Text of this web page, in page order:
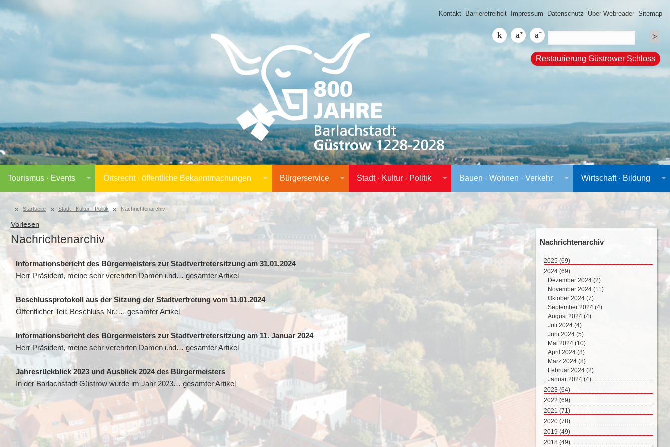
Kontakt Barrierefreiheit Impressum Datenschutz Über Webreader Sitemap
Restaurierung Güstrower Schloss
Tourismus · Events Ortsrecht · öffentliche Bekanntmachungen Bürgerservice Stadt · Kultur · Politik Bauen · Wohnen · Verkehr Wirtschaft · Bildung
Startseite Stadt · Kultur · Politik Nachrichtenarchiv
Vorlesen
Nachrichtenarchiv
Informationsbericht des Bürgermeisters zur Stadtvertretersitzung am 31.01.2024
Herr Präsident, meine sehr verehrten Damen und… gesamter Artikel
Beschlussprotokoll aus der Sitzung der Stadtvertretung vom 11.01.2024
Öffentlicher Teil: Beschluss Nr.:… gesamter Artikel
Informationsbericht des Bürgermeisters zur Stadtvertretersitzung am 11. Januar 2024
Herr Präsident, meine sehr verehrten Damen und…gesamter Artikel
Jahresrückblick 2023 und Ausblick 2024 des Bürgermeisters
In der Barlachstadt Güstrow wurde im Jahr 2023… gesamter Artikel
Nachrichtenarchiv
2025(69)
August 2025 (2)
Juli 2025 (9)
Juni 2025 (8)
Mai 2025 (17)
April 2025 (15)
März 2025 (12)
Februar 2025 (6)
2024(69)
Dezember 2024 (2)
November 2024 (11)
Oktober 2024 (7)
September 2024 (4)
August 2024 (4)
Juli 2024 (4)
Juni 2024 (5)
Mai 2024 (10)
April 2024 (8)
März 2024 (8)
Februar 2024 (2)
Januar 2024 (4)
2023(64)
Dezember 2023 (2)
November 2023 (8)
Oktober 2023 (4)
September 2023 (4)
August 2023 (6)
Juli 2023 (5)
2022(69)
Dezember 2022 (8)
November 2022 (4)
Oktober 2022 (10)
September 2022 (5)
August 2022 (7)
2021(71)
Dezember 2021 (8)
November 2021 (7)
Oktober 2021 (5)
2020(78)
Dezember 2020 (7)
November 2020 (9)
2019(49)
Dezember 2019 (5)
2018(49)